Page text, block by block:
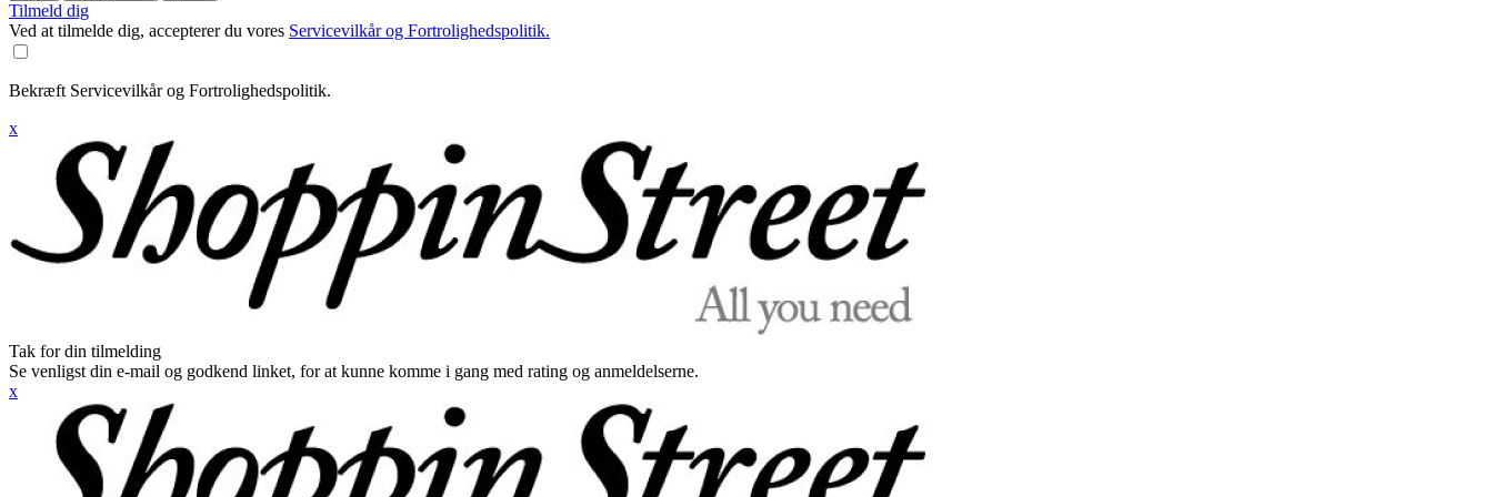
Tilmeld dig
Ved at tilmelde dig, accepterer du vores Servicevilkår og Fortrolighedspolitik.
Bekræft Servicevilkår og Fortrolighedspolitik.
x
Tak for din tilmelding
Se venligst din e-mail og godkend linket, for at kunne komme i gang med rating og anmeldelserne.
x